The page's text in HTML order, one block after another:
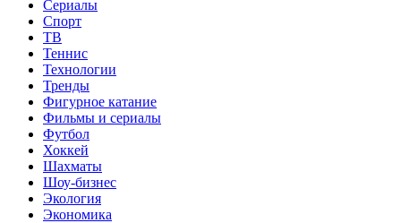
Сериалы
Спорт
ТВ
Теннис
Технологии
Тренды
Фигурное катание
Фильмы и сериалы
Футбол
Хоккей
Шахматы
Шоу-бизнес
Экология
Экономика